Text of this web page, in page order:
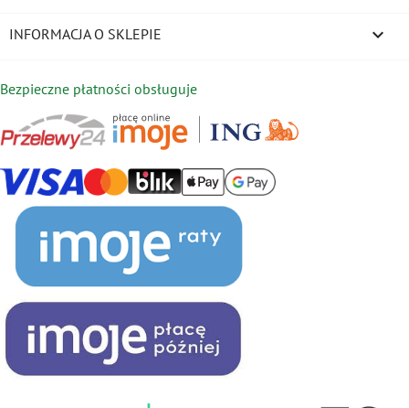
INFORMACJA O SKLEPIE keyboard_arrow_down
Bezpieczne płatności obsługuje